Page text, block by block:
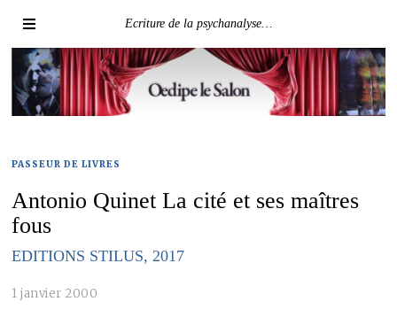
Ecriture de la psychanalyse…
PASSEUR DE LIVRES
Antonio Quinet La cité et ses maîtres
fous
EDITIONS STILUS, 2017
1 janvier 2000